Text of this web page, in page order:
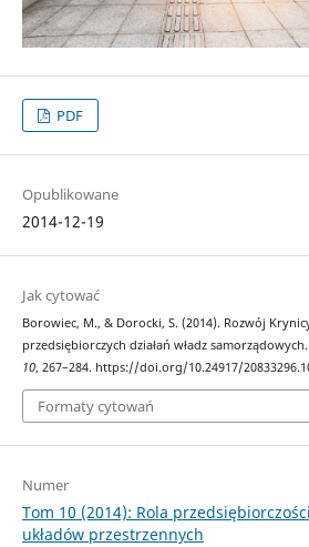
PDF
Opublikowane
2014-12-19
Jak cytować
Borowiec, M., & Dorocki, S. (2014). Rozwój
przedsiębiorczych działań władz samorządowych.
10, 267–284. https://doi.org/10.24917/
Formaty cytowań
Numer
Tom 10 (2014): Rola
układów przestrzennych